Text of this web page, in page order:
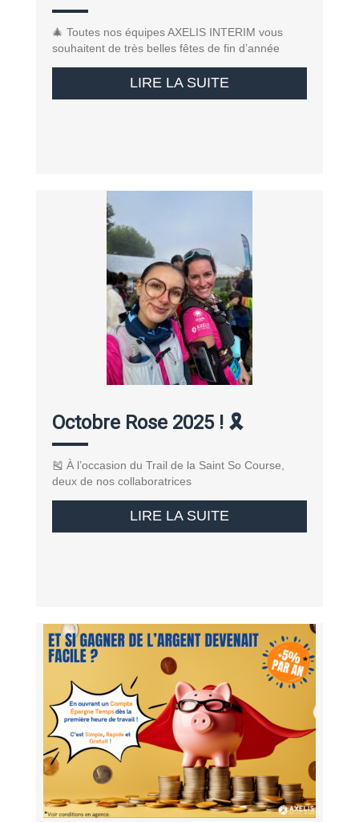
🎄 Toutes nos équipes AXELIS INTERIM vous
souhaitent de très belles fêtes de fin d’année
LIRE LA SUITE
Octobre Rose 2025 ! 🎗️
🎽 À l’occasion du Trail de la Saint So Course,
deux de nos collaboratrices
LIRE LA SUITE